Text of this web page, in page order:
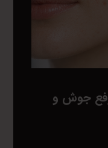
رفع جوش و